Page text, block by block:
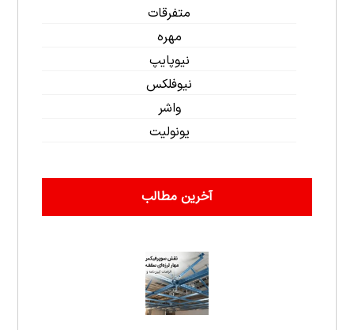
متفرقات
مهره
نیوپایپ
نیوفلکس
واشر
یونولیت
آخرین مطالب